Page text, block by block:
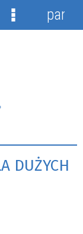
DUŻYCH
Menu
panel